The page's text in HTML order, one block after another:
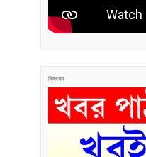
বিজ্ঞাপন